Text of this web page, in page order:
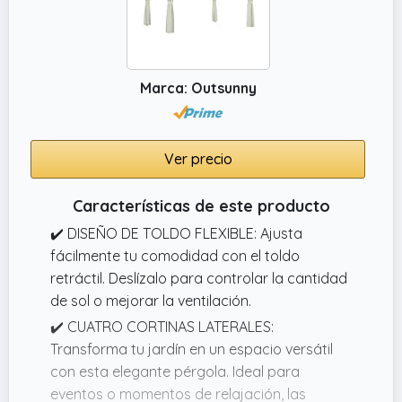
desmontables con cremalleras para cerrar el
privacidad y disfrutar de un espacio exterior
más resguardado y confortable, ya sea para
relajarte, compartir comidas o pasar tiempo
Marca: Outsunny
Ver precio
Características de este producto
✔️ DISEÑO DE TOLDO FLEXIBLE: Ajusta
fácilmente tu comodidad con el toldo
retráctil. Deslízalo para controlar la cantidad
de sol o mejorar la ventilación.
✔️ CUATRO CORTINAS LATERALES:
Transforma tu jardín en un espacio versátil
con esta elegante pérgola. Ideal para
eventos o momentos de relajación, las